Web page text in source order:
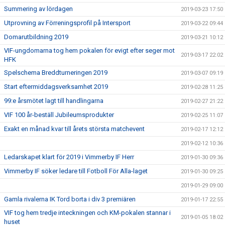
Summering av lördagen 2019-03-23 17:50
Utprovning av Förreningsprofil på Intersport 2019-03-22 09:44
Domarutbildning 2019 2019-03-21 10:12
VIF-ungdomarna tog hem pokalen för evigt efter seger mot
HFK
2019-03-17 22:02
Spelschema Breddturneringen 2019 2019-03-07 09:19
Start eftermiddagsverksamhet 2019 2019-02-28 11:25
99:e årsmötet lagt till handlingarna 2019-02-27 21:22
VIF 100 år-beställ Jubileumsprodukter 2019-02-25 11:07
Exakt en månad kvar till årets största matchevent 2019-02-17 12:12
2019-02-12 10:36
Ledarskapet klart för 2019 i Vimmerby IF Herr 2019-01-30 09:36
Vimmerby IF söker ledare till Fotboll För Alla-laget 2019-01-30 09:25
2019-01-29 09:00
Gamla rivalerna IK Tord borta i div 3 premiären 2019-01-17 22:55
VIF tog hem tredje inteckningen och KM-pokalen stannar i
huset
2019-01-05 18:02